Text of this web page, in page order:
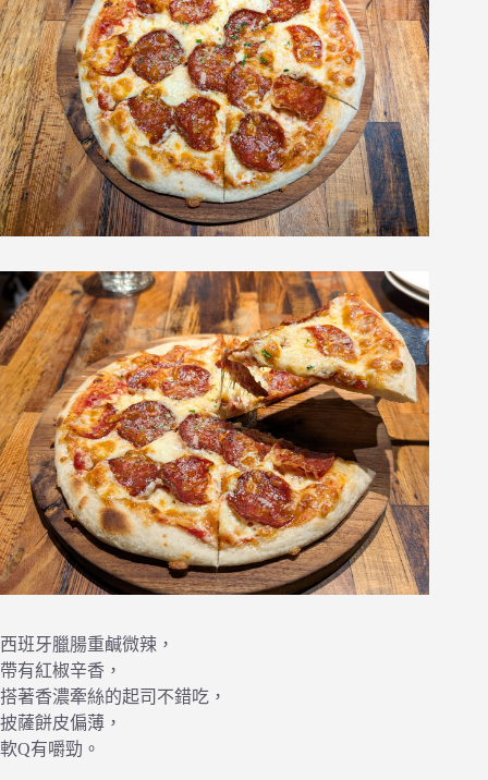
西班牙臘腸重鹹微辣，
帶有紅椒辛香，
搭著香濃牽絲的起司不錯吃，
披薩餅皮偏薄，
軟Q有嚼勁。